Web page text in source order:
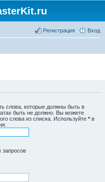
Вход
Регистрация
слова, которые должны быть в
быть не должно. Вы можете
слова из списка. Используйте * в
запросов